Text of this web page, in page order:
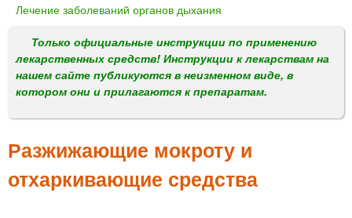
о
е
м
е
н
Вы
здесь
Лечение заболеваний органов дыхания
Только официальные инструкции по применению
лекарственных средств! Инструкции к лекарствам на
нашем сайте публикуются в неизменном виде, в
котором они и прилагаются к препаратам.
Разжижающие мокроту и
отхаркивающие средства